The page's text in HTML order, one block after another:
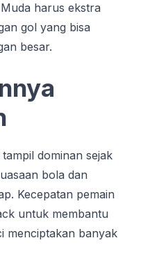
harus ekstra
gol yang bisa
besar.
dominan sejak
bola dan
Kecepatan pemain
untuk membantu
menciptakan banyak